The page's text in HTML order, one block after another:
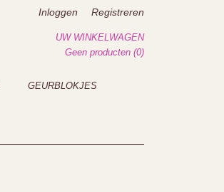
Inloggen Registreren
UW WINKELWAGEN
Geen producten (0)
GEURBLOKJES